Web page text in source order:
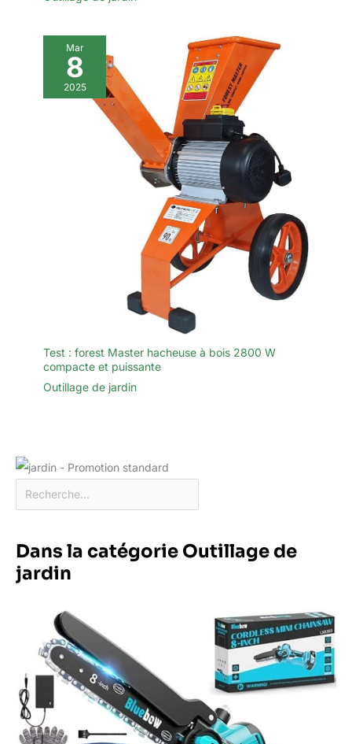
Mar
8
2025
Test : forest Master hacheuse à bois 2800 W
compacte et puissante
Outillage de jardin
Dans la catégorie Outillage de
jardin